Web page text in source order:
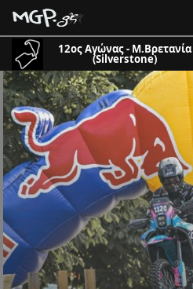
12ος Αγώνας - Μ.Βρετανία
(Silverstone)